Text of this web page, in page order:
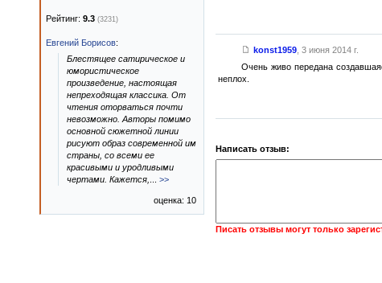
konst1959, 3 июня 2014 г.
Очень живо передана
неплох.
Написать отзыв:
Писать отзывы могут только
Рейтинг: 9.3 (3231)
Евгений Борисов:
Блестящее сатирическое и
юмористическое
произведение, настоящая
непреходящая классика. От
чтения оторваться почти
невозможно. Авторы помимо
основной сюжетной линии
рисуют образ современной им
страны, со всеми ее
красивыми и уродливыми
чертами. Кажется,
>>
оценка: 10